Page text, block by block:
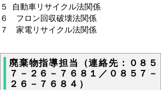
５ 自動車リサイクル法関係
６ フロン回収破壊法関係
７ 家電リサイクル法関係
廃棄物指導担当（連絡先：０８５
７－２６－７６８１／０８５７－
２６－７６８４）